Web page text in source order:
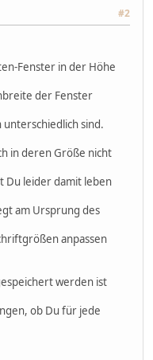
#2
Fenster in der Höhe
der Fenster
sind.
in deren Größe nicht
Du leider damit leben
am Ursprung des
anpassen
werden ist
ob Du für jede